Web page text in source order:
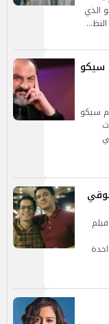
الذي
سيكو
سيكو